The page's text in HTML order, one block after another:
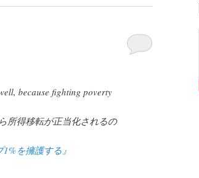
because fighting poverty
所得移転が正当化されるの
を擁護する』